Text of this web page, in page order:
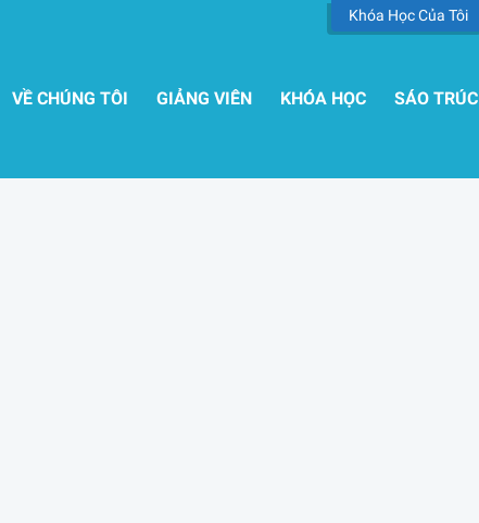
Khóa Học Của Tôi
VỀ CHÚNG TÔI GIẢNG VIÊN KHÓA HỌC SÁO TRÚC